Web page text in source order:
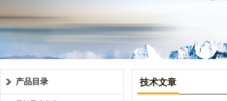
产品目录 技术文章